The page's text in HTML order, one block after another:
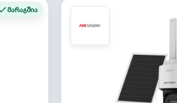
მარაგშია